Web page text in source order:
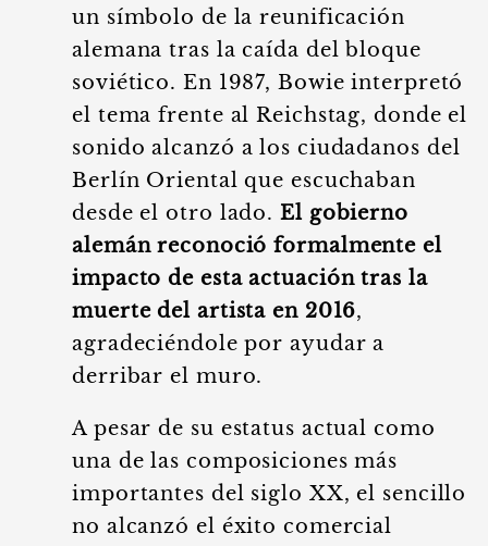
un símbolo de la reunificación
alemana tras la caída del bloque
soviético. En 1987, Bowie interpretó
el tema frente al Reichstag, donde el
sonido alcanzó a los ciudadanos del
Berlín Oriental que escuchaban
desde el otro lado. El gobierno
alemán reconoció formalmente el
impacto de esta actuación tras la
muerte del artista en 2016,
agradeciéndole por ayudar a
derribar el muro.
A pesar de su estatus actual como
una de las composiciones más
importantes del siglo XX, el sencillo
no alcanzó el éxito comercial